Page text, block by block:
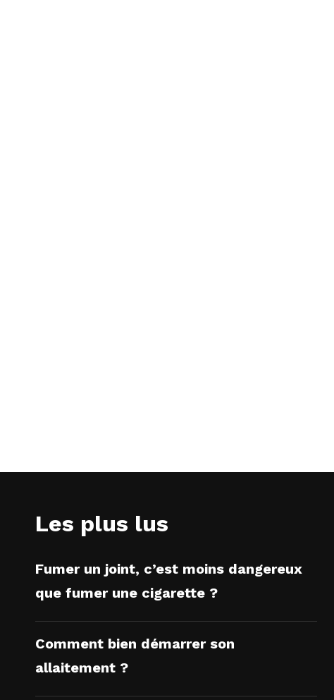
Les plus lus
Fumer un joint, c’est moins dangereux
que fumer une cigarette ?
Comment bien démarrer son
allaitement ?